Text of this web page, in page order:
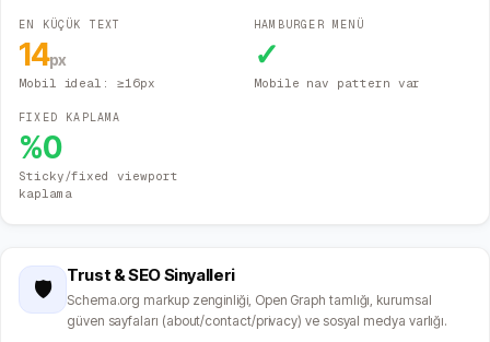
EN KÜÇÜK TEXT
14px
Mobil ideal: ≥16px
HAMBURGER MENÜ
✓
Mobile nav pattern var
FIXED KAPLAMA
%0
Sticky/fixed viewport
kaplama
🛡️
Trust & SEO Sinyalleri
Schema.org markup zenginliği, Open Graph tamlığı, kurumsal
güven sayfaları (about/contact/privacy) ve sosyal medya varlığı.